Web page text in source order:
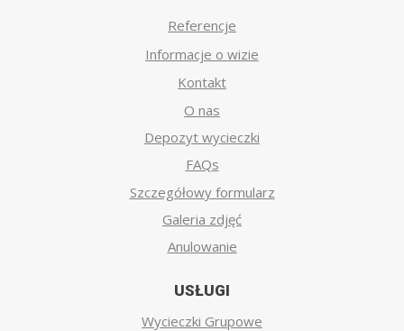
Referencje
Informacje o wizie
Kontakt
O nas
Depozyt wycieczki
FAQs
Szczegółowy formularz
Galeria zdjęć
Anulowanie
USŁUGI
Wycieczki Grupowe